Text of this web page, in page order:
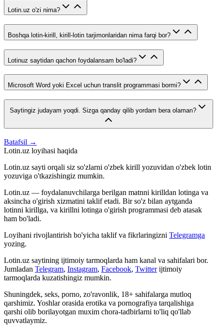
Lotin.uz o'zi nima?
Boshqa lotin-kirill, kirill-lotin tarjimonlaridan nima farqi bor?
Lotinuz saytidan qachon foydalansam bo'ladi?
Microsoft Word yoki Excel uchun translit programmasi bormi?
Saytingiz judayam yoqdi. Sizga qanday qilib yordam bera olaman?
Batafsil →
Lotin.uz loyihasi haqida
Lotin.uz sayti orqali siz so'zlarni o'zbek kirill yozuvidan o'zbek lotin
yozuviga o'tkazishingiz mumkin.
Lotin.uz — foydalanuvchilarga berilgan matnni kirilldan lotinga va
aksincha o'girish xizmatini taklif etadi. Bir so'z bilan aytganda
lotinni kirillga, va kirillni lotinga o'girish programmasi deb atasak
ham bo'ladi.
Loyihani rivojlantirish bo'yicha taklif va fikrlaringizni Telegramga
yozing.
Lotin.uz saytining ijtimoiy tarmoqlarda ham kanal va sahifalari bor.
Jumladan Telegram, Instagram, Facebook, Twitter ijtimoiy
tarmoqlarda kuzatishingiz mumkin.
Shuningdek, seks, porno, zo'ravonlik, 18+ sahifalarga mutloq
qarshimiz. Yoshlar orasida erotika va pornografiya tarqalishiga
qarshi olib borilayotgan muxim chora-tadbirlarni to'liq qo'llab
quvvatlaymiz.